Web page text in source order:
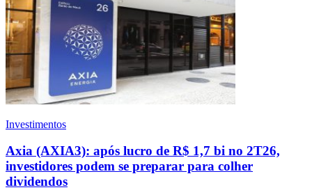
Investimentos
Axia (AXIA3): após lucro de R$ 1,7 bi no 2T26,
investidores podem se preparar para colher
dividendos